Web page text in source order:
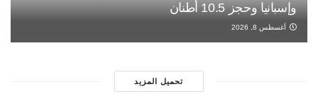
وإسبانيا وحجز 10.5 أطنان
أغسطس 8, 2026
تحميل المزيد